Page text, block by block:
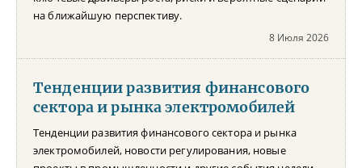
на ближайшую перспективу.
8 Июля 2026
Тенденции развития финансового
сектора и рынка электромобилей
Тенденции развития финансового сектора и рынка
электромобилей, новости регулирования, новые